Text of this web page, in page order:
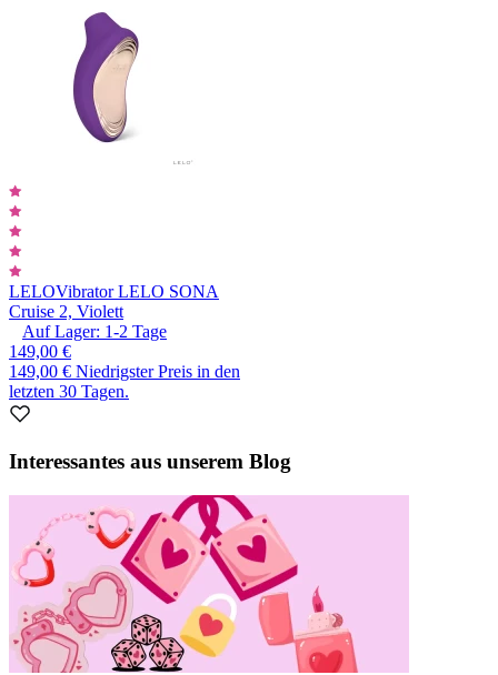
LELOVibrator LELO SONA
Cruise 2, Violett
Auf Lager: 1-2 Tage
149,00 €
149,00 € Niedrigster Preis in den
letzten 30 Tagen.
Interessantes aus unserem Blog